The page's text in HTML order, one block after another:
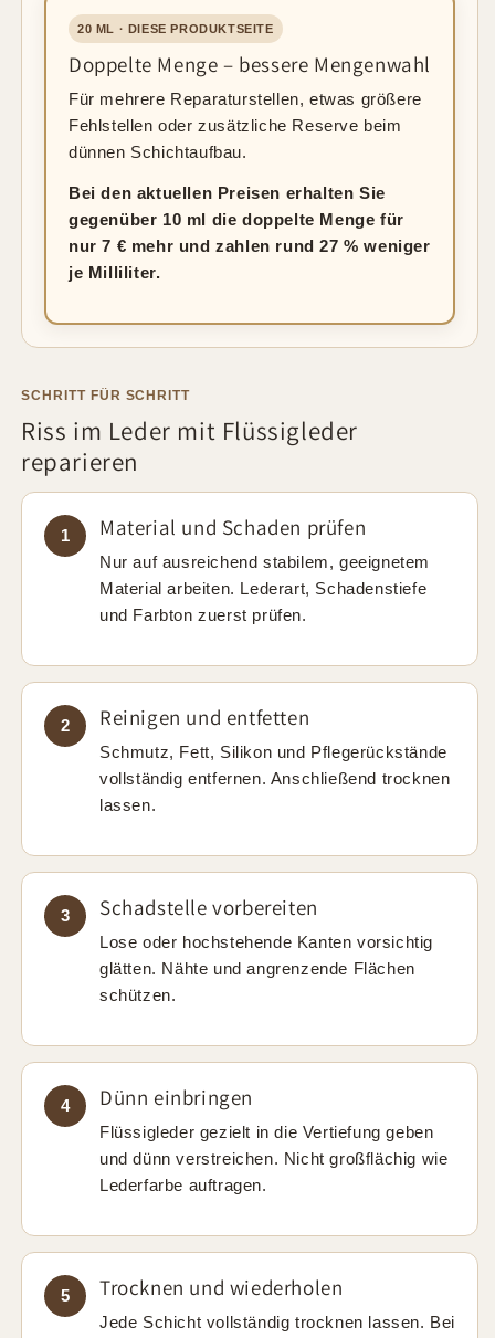
20 ML · DIESE PRODUKTSEITE
Doppelte Menge – bessere Mengenwahl
Für mehrere Reparaturstellen, etwas größere
Fehlstellen oder zusätzliche Reserve beim
dünnen Schichtaufbau.
Bei den aktuellen Preisen erhalten Sie
gegenüber 10 ml die doppelte Menge für
nur 7 € mehr und zahlen rund 27 % weniger
je Milliliter.
SCHRITT FÜR SCHRITT
Riss im Leder mit Flüssigleder
reparieren
1 Material und Schaden prüfen
Nur auf ausreichend stabilem, geeignetem
Material arbeiten. Lederart, Schadenstiefe
und Farbton zuerst prüfen.
2 Reinigen und entfetten
Schmutz, Fett, Silikon und Pflegerückstände
vollständig entfernen. Anschließend trocknen
lassen.
3 Schadstelle vorbereiten
Lose oder hochstehende Kanten vorsichtig
glätten. Nähte und angrenzende Flächen
schützen.
4 Dünn einbringen
Flüssigleder gezielt in die Vertiefung geben
und dünn verstreichen. Nicht großflächig wie
Lederfarbe auftragen.
5 Trocknen und wiederholen
Jede Schicht vollständig trocknen lassen. Bei